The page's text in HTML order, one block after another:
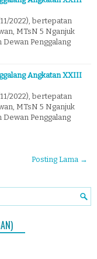
2022), bertepatan
MTsN 5 Nganjuk
Dewan Penggalang
Angkatan XXIII
2022), bertepatan
MTsN 5 Nganjuk
Dewan Penggalang
Posting Lama →